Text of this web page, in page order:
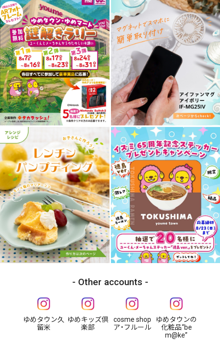
Other accounts
ゆめタウン久
留米
ゆめキッズ倶
楽部
cosme shop
ア・フルール
ゆめタウンの
化粧品“be
m@ke”